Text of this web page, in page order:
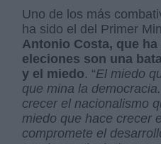
Uno de los más
ha sido el del Primer
Antonio Costa, que
eleciones son una
y el miedo. “El miedo
que mina la
crecer el nacionalismo
miedo que hace crecer
compromete el